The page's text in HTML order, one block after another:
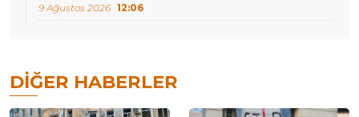
9 Ağustos 2026 12:06
DIĞER HABERLER